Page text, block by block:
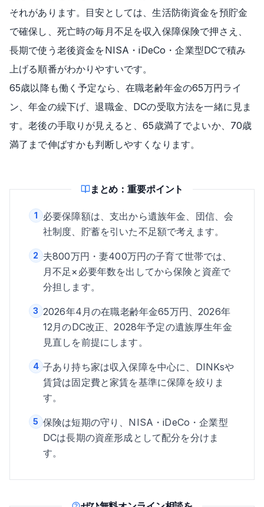
それがあります。目安としては、生活防衛資金を預貯金
で確保し、死亡時の毎月不足を収入保障保険で押さえ、
長期で使う老後資金をNISA・iDeCo・企業型DCで積み
上げる順番がわかりやすいです。
65歳以降も働く予定なら、在職老齢年金の65万円ライ
ン、年金の繰下げ、退職金、DCの受取方法を一緒に見ま
す。老後の手取りが見えると、65歳満了でよいか、70歳
満了まで伸ばすかも判断しやすくなります。
まとめ：重要ポイント
1
必要保障額は、支出から遺族年金、団信、会
社制度、貯蓄を引いた不足額で考えます。
2 夫800万円・妻400万円の子育て世帯では、
月不足×必要年数を出してから保険と資産で
分担します。
3 2026年4月の在職老齢年金65万円、2026年
12月のDC改正、2028年予定の遺族厚生年金
見直しを前提にします。
4 子あり持ち家は収入保障を中心に、DINKsや
賃貸は固定費と家賃を基準に保障を絞りま
す。
5 保険は短期の守り、NISA・iDeCo・企業型
DCは長期の資産形成として配分を分けま
す。